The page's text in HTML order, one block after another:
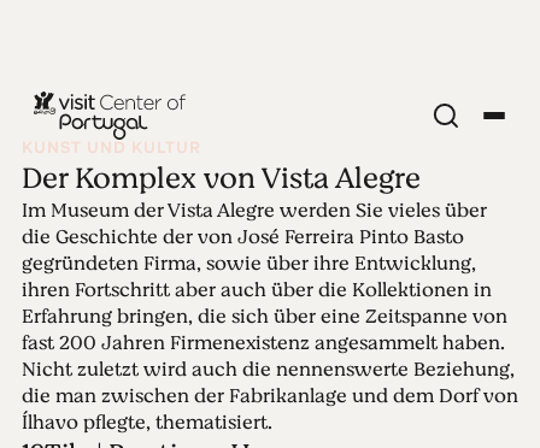
Ausgabe 30 - Der
Komplex von Vista
Alegre
27.09.2021 • 03.10.2021
KUNST UND KULTUR
Der Komplex von Vista Alegre
Im Museum der Vista Alegre werden Sie vieles über
die Geschichte der von José Ferreira Pinto Basto
gegründeten Firma, sowie über ihre Entwicklung,
ihren Fortschritt aber auch über die Kollektionen in
Erfahrung bringen, die sich über eine Zeitspanne von
fast 200 Jahren Firmenexistenz angesammelt haben.
Nicht zuletzt wird auch die nennenswerte Beziehung,
die man zwischen der Fabrikanlage und dem Dorf von
Ílhavo pflegte, thematisiert.